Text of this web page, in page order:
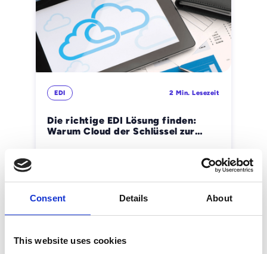
Consent Details About
This website uses cookies
EDI
Die richtige EDI Lösung finden:
Warum Cloud der Schlüssel zur
2 Min. Lesezeit